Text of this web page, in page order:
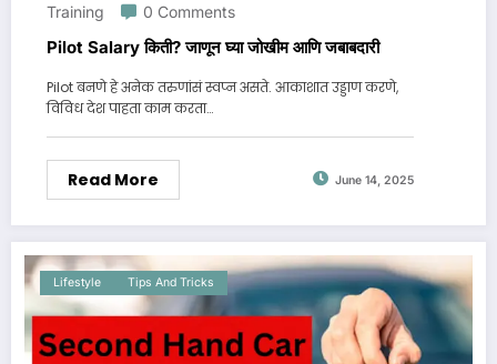
Training
0 Comments
Pilot Salary किती? जाणून घ्या जोखीम आणि जबाबदारी
Pilot बनणे हे अनेक तरुणांसं स्वप्न असते. आकाशात उड्डाण करणे,
विविध देश पाहता काम करता…
Read More June 14, 2025
Lifestyle Tips And Tricks